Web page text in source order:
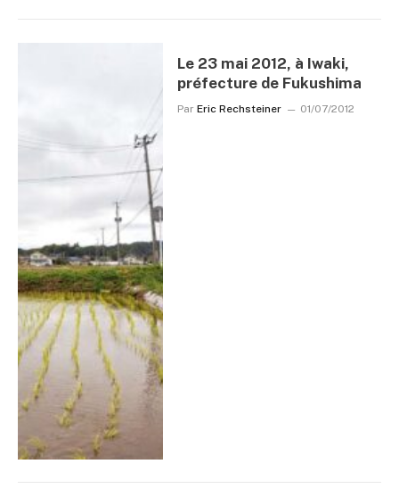
Le 23 mai 2012, à Iwaki,
préfecture de Fukushima
Par Eric Rechsteiner 01/07/2012